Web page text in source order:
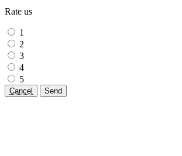
Rate us
1
2
3
4
5
Cancel Send